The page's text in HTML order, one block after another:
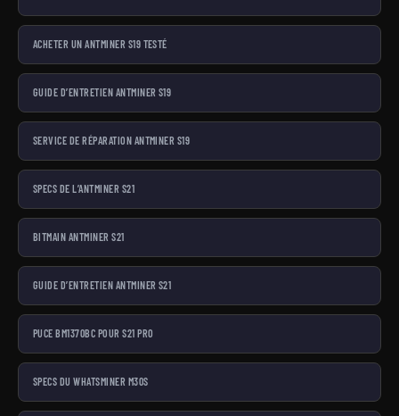
ACHETER UN ANTMINER S19 TESTÉ
GUIDE D’ENTRETIEN ANTMINER S19
SERVICE DE RÉPARATION ANTMINER S19
SPECS DE L’ANTMINER S21
BITMAIN ANTMINER S21
GUIDE D’ENTRETIEN ANTMINER S21
PUCE BM1370BC POUR S21 PRO
SPECS DU WHATSMINER M30S